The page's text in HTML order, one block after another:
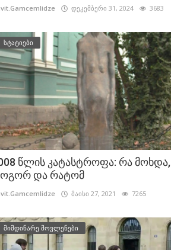
დეკემბერი 31, 2024 3683
სტატიები
წლის კატასტროფა: რა მოხდა,
და რატომ
მაისი 27, 2021 7265
მიმდინარე მოვლენები